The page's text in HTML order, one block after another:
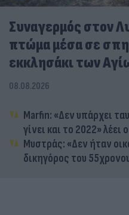
Συναγερμός στον
πτώμα μέσα σε
εκκλησάκι των
08.08.2026
Marfin: «Δεν υπάρχει
γίνει και το 2022»
Μυστράς: «Δεν ήταν
δικηγόρος του